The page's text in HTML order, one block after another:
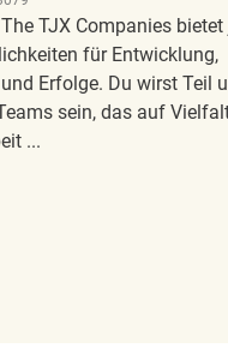
TJX Companies bietet
für Entwicklung,
Erfolge. Du wirst Teil
sein, das auf
...
Cleaner REQ134832